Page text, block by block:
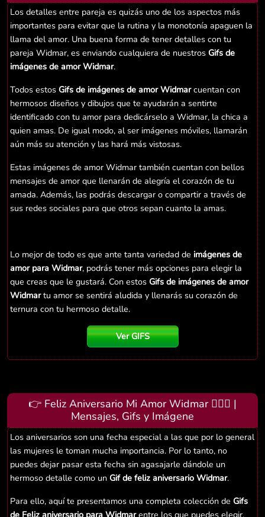
Los detalles entre pareja es quizás uno de los aspectos más
importantes para evitar que la rutina y la monotonía apaguen la
llama del amor. Una buena forma de tener detalles con tu
pareja Widmar, es enviando cualquiera de nuestros Gifs de
imágenes de amor Widmar.
Todos estos Gifs de imágenes de amor Widmarcuentan con
hermosos diseños y dibujos que te ayudarán a sentirte
identificado con tu amor para dedicárselo a Widmar, la chica a
quien amas. De igual modo, al ser imágenes móviles, llamarán
aún más su atención y las hará más vistosas.
Estas imágenes de amor Widmar también cuentan con bellos
mensajes de amor que llenarán de alegría el corazón de tu
amada. Además, las podrás descargar o compartir a través de
sus redes sociales para que otros sepan cuanto la amas.
Lo mejor de todo es que ante tanta variedad de imágenes de
amor para Widmar, podrás tener más opciones para elegir la
que creas que le gustará. Con estos Gifs de imágenes de amor
Widmartu amor se sentirá aludida y llenarás su corazón de
ternura con tu hermoso detalle.
Ver GIFS
👉 Feliz Aniversario Mi Amor Widmar 👨‍❤️‍👨 |
Mensajes, Gifs y Imágene
Los aniversarios son una fecha especial a las que por lo general
las mujeres le toman mucha importancia. Por lo tanto, no
puedes dejar pasar esta fecha sin agasajarle dándole un
hermoso detalle como un Gif de feliz aniversario Widmar.
Para ello, aquí te presentamos una completa colección de Gifs